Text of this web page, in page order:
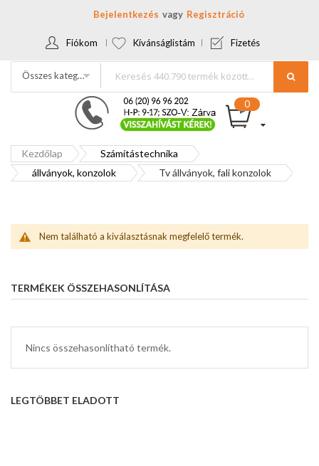
Bejelentkezés Regisztráció
Fiókom Kívánságlistám Fizetés
Összes kategória
Kezdőlap
Számítástechnika
állványok, konzolok
Tv állványok, fali konzolok
Nem található a kiválasztásnak megfelelő termék.
TERMÉKEK ÖSSZEHASONLÍTÁSA
Nincs összehasonlítható termék.
LEGTÖBBET ELADOTT